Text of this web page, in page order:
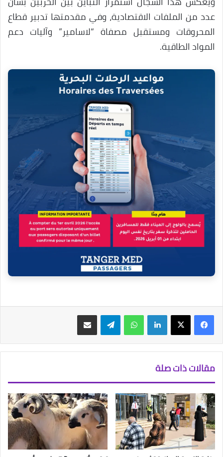
عدد من الملفات الاقتصادية، وفي مقدمتها تدبير قطاع
المحروقات ومستقبل مصفاة “لاسامير” وآليات دعم
المواد الطاقية.
فيسبوك‫X لينكدإن واتساب تيلقرام مشاركة عبر البريد
مقالات ذات صلة